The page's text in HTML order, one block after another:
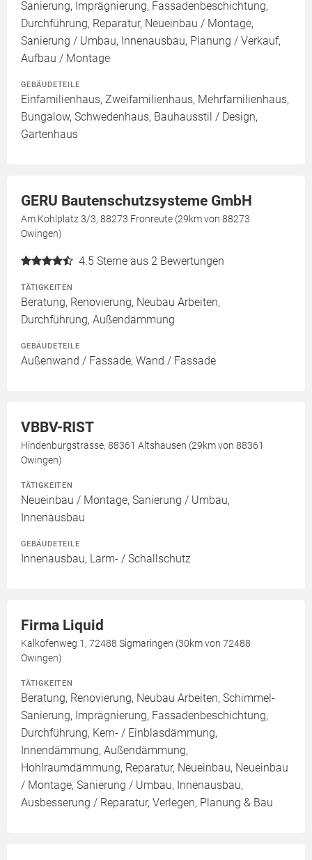
Sanierung, Imprägnierung, Fassadenbeschichtung,
Durchführung, Reparatur, Neueinbau / Montage,
Sanierung / Umbau, Innenausbau, Planung / Verkauf,
Aufbau / Montage
GEBÄUDETEILE
Einfamilienhaus, Zweifamilienhaus, Mehrfamilienhaus,
Bungalow, Schwedenhaus, Bauhausstil / Design,
Gartenhaus
GERU Bautenschutzsysteme GmbH
Am Kohlplatz 3/3, 88273 Fronreute (29km von 88273
Owingen)
4.5 Sterne aus 2 Bewertungen
TÄTIGKEITEN
Beratung, Renovierung, Neubau Arbeiten,
Durchführung, Außendämmung
GEBÄUDETEILE
Außenwand / Fassade, Wand / Fassade
VBBV-RIST
Hindenburgstrasse, 88361 Altshausen (29km von 88361
Owingen)
TÄTIGKEITEN
Neueinbau / Montage, Sanierung / Umbau,
Innenausbau
GEBÄUDETEILE
Innenausbau, Lärm- / Schallschutz
Firma Liquid
Kalkofenweg 1, 72488 Sigmaringen (30km von 72488
Owingen)
TÄTIGKEITEN
Beratung, Renovierung, Neubau Arbeiten, Schimmel-
Sanierung, Imprägnierung, Fassadenbeschichtung,
Durchführung, Kern- / Einblasdämmung,
Innendämmung, Außendämmung,
Hohlraumdämmung, Reparatur, Neueinbau, Neueinbau
/ Montage, Sanierung / Umbau, Innenausbau,
Ausbesserung / Reparatur, Verlegen, Planung & Bau